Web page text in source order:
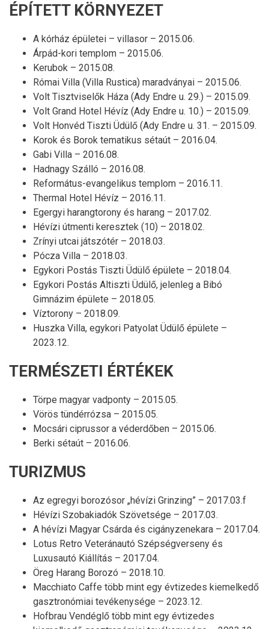
ÉPÍTETT KÖRNYEZET
A kórház épületei – villasor – 2015.06.
Árpád-kori templom – 2015.06.
Kerubok – 2015.08.
Római Villa (Villa Rustica) maradványai – 2015.06.
Volt Tisztviselők Háza (Ady Endre u. 29.) – 2015.09.
Volt Grand Hotel Hévíz (Ady Endre u. 10.) – 2015.09.
Volt Honvéd Tiszti Üdülő (Ady Endre u. 31. – 2015.09.
Korok és Borok tematikus sétaút – 2016.04.
Gabi Villa – 2016.08.
Hadnagy Szálló – 2016.08.
Református-evangelikus templom – 2016.11.
Thermal Hotel Hévíz – 2016.11.
Egergyi harangtorony és harang – 2017.02.
Hévízi útmenti keresztek (10) – 2018.02.
Zrínyi utcai játszótér – 2018.03.
Pócza Villa – 2018.03.
Egykori Postás Tiszti Üdülő épülete – 2018.04.
Egykori Postás Altiszti Üdülő, jelenleg a Bibó
Gimnázim épülete – 2018.05.
Víztorony – 2018.09.
Huszka Villa, egykori Patyolat Üdülő épülete –
2023.12.
TERMÉSZETI ÉRTÉKEK
Törpe magyar vadponty – 2015.05.
Vörös tündérrózsa – 2015.05.
Mocsári ciprussor a véderdőben – 2015.06.
Berki sétaút – 2016.06.
TURIZMUS
Az egregyi borozósor „hévízi Grinzing” – 2017.03.f
Hévízi Szobakiadók Szövetsége – 2017.03.
A hévízi Magyar Csárda és cigányzenekara – 2017.04.
Lotus Retro Veteránautó Szépségverseny és
Luxusautó Kiállítás – 2017.04.
Öreg Harang Borozó – 2018.10.
Macchiato Caffe több mint egy évtizedes kiemelkedő
gasztronómiai tevékenysége – 2023.12.
Hofbrau Vendéglő több mint egy évtizedes